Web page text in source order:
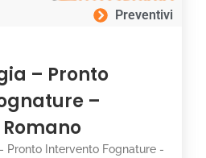
Preventivi
– Pronto
–
Pronto Intervento Fognature -